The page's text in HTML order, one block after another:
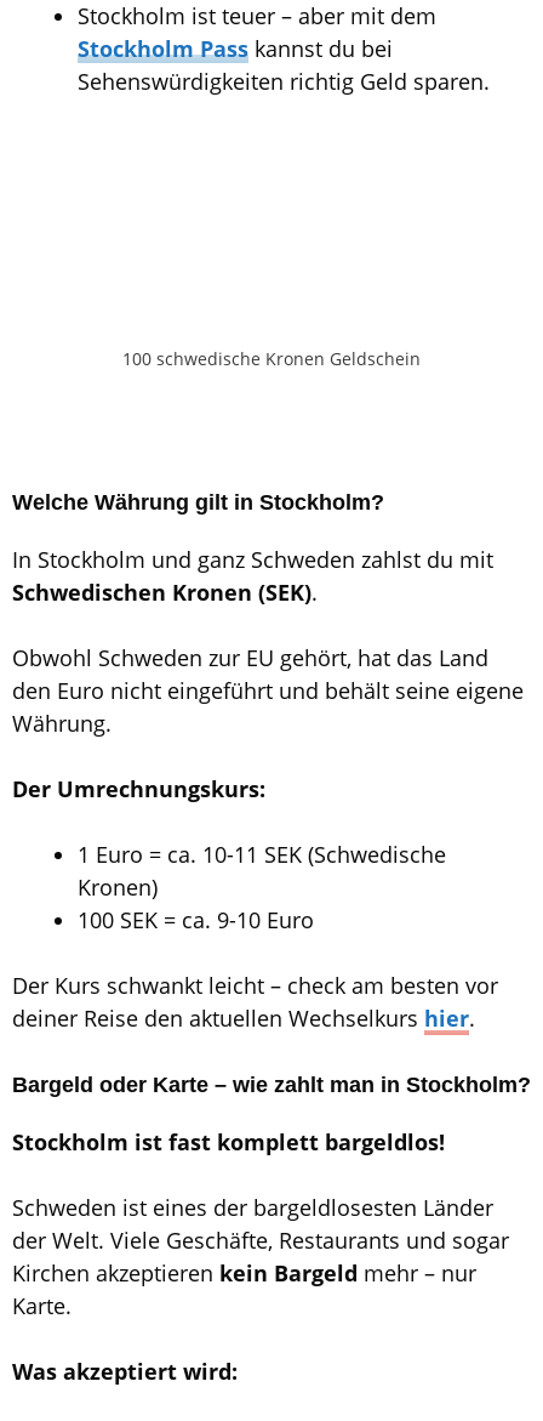
Stockholm ist teuer – aber mit dem
Stockholm Pass kannst du bei
Sehenswürdigkeiten richtig Geld sparen.
100 schwedische Kronen Geldschein
Welche Währung gilt in Stockholm?
In Stockholm und ganz Schweden zahlst du mit
Schwedischen Kronen (SEK).
Obwohl Schweden zur EU gehört, hat das Land
den Euro nicht eingeführt und behält seine eigene
Währung.
Der Umrechnungskurs:
1 Euro = ca. 10-11 SEK (Schwedische
Kronen)
100 SEK = ca. 9-10 Euro
Der Kurs schwankt leicht – check am besten vor
deiner Reise den aktuellen Wechselkurs hier.
Bargeld oder Karte – wie zahlt man in Stockholm?
Stockholm ist fast komplett bargeldlos!
Schweden ist eines der bargeldlosesten Länder
der Welt. Viele Geschäfte, Restaurants und sogar
Kirchen akzeptieren kein Bargeld mehr – nur
Karte.
Was akzeptiert wird: